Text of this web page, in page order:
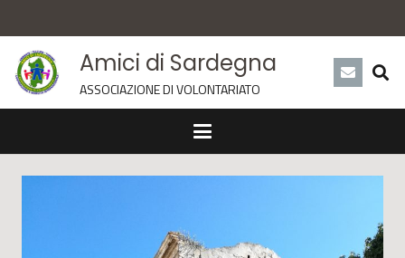
Amici di Sardegna
ASSOCIAZIONE DI VOLONTARIATO